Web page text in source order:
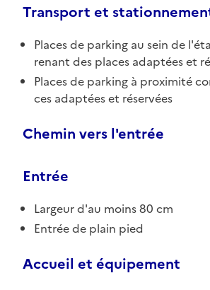
Transport et
Places de parking au sein de
renant des places adaptées et
Places de parking à proximité
ces adaptées et réservées
Chemin vers l'entrée
Entrée
Largeur d'au moins 80 cm
Entrée de plain pied
Accueil et équipement